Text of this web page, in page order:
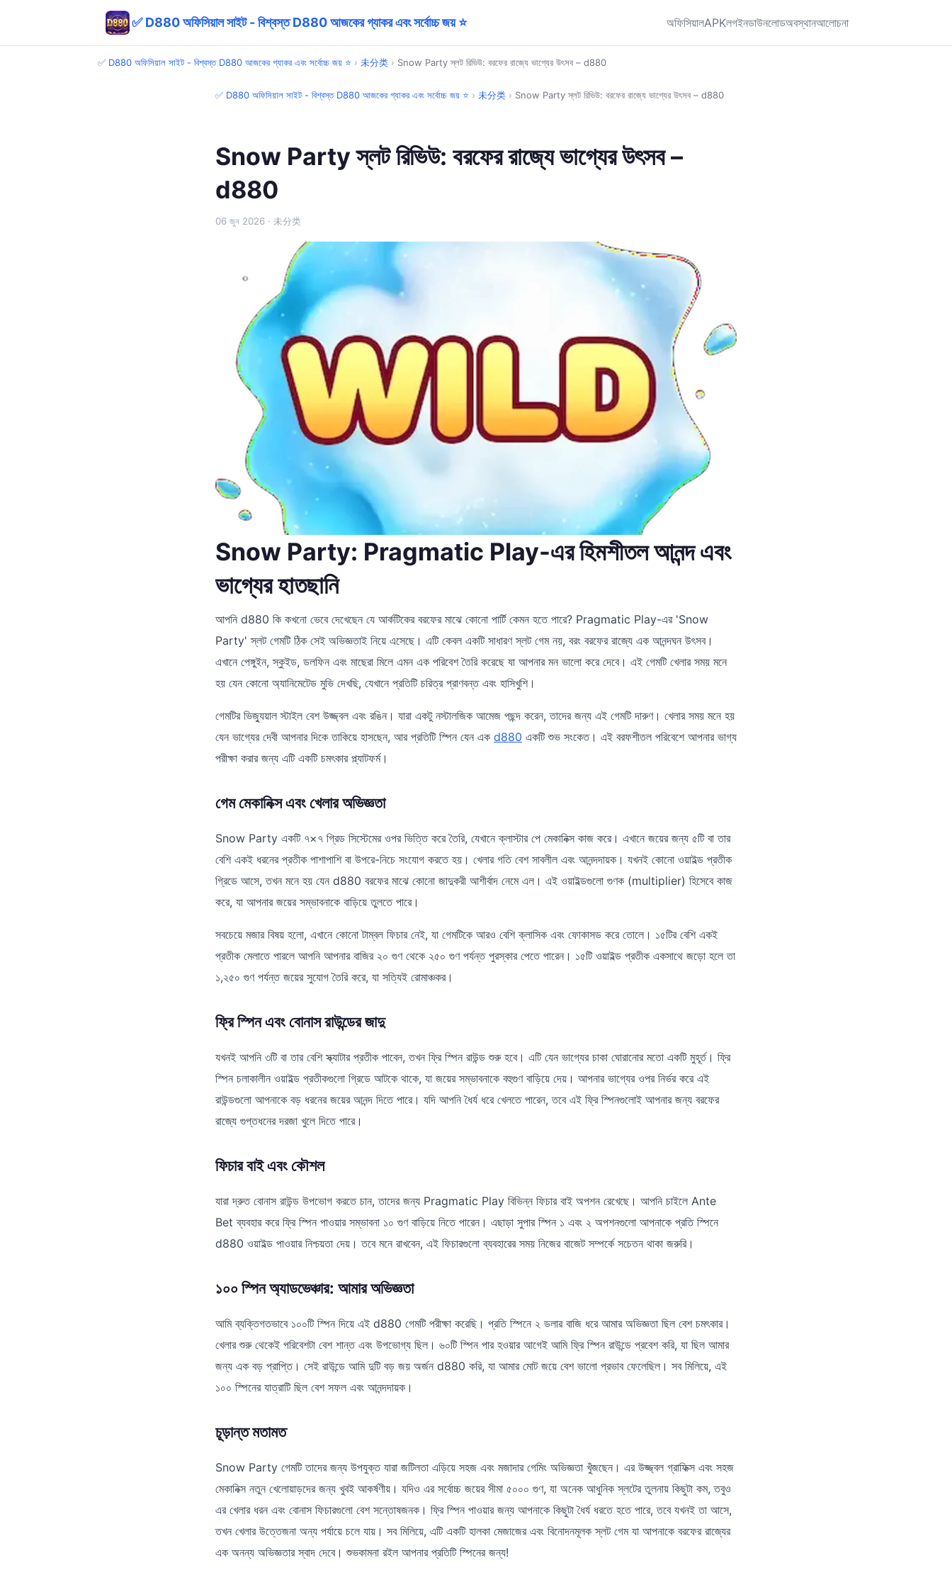
✅ D880 অফিসিয়াল সাইট - বিশ্বস্ত D880 আজকের গ্যাকর এবং সর্বোচ্চ জয় ⭐ অফিসিয়ালAPKলগইনডাউনলোডঅবস্থানআলোচনা
✅ D880 অফিসিয়াল সাইট - বিশ্বস্ত D880 আজকের গ্যাকর এবং সর্বোচ্চ জয় ⭐ › 未分类 › Snow Party স্লট রিভিউ: বরফের রাজ্যে ভাগ্যের উৎসব – d880
✅ D880 অফিসিয়াল সাইট - বিশ্বস্ত D880 আজকের গ্যাকর এবং সর্বোচ্চ জয় ⭐ › 未分类 › Snow Party স্লট রিভিউ: বরফের রাজ্যে ভাগ্যের উৎসব – d880
Snow Party স্লট রিভিউ: বরফের রাজ্যে ভাগ্যের উৎসব –
d880
06 জুন 2026 · 未分类
Snow Party: Pragmatic Play-এর হিমশীতল আনন্দ এবং
ভাগ্যের হাতছানি
আপনি d880 কি কখনো ভেবে দেখেছেন যে আর্কটিকের বরফের মাঝে কোনো পার্টি কেমন হতে পারে? Pragmatic Play-এর 'Snow
Party' স্লট গেমটি ঠিক সেই অভিজ্ঞতাই নিয়ে এসেছে। এটি কেবল একটি সাধারণ স্লট গেম নয়, বরং বরফের রাজ্যে এক আনন্দঘন উৎসব।
এখানে পেঙ্গুইন, স্কুইড, ডলফিন এবং মাছেরা মিলে এমন এক পরিবেশ তৈরি করেছে যা আপনার মন ভালো করে দেবে। এই গেমটি খেলার সময় মনে
হয় যেন কোনো অ্যানিমেটেড মুভি দেখছি, যেখানে প্রতিটি চরিত্র প্রাণবন্ত এবং হাসিখুশি।
গেমটির ভিজ্যুয়াল স্টাইল বেশ উজ্জ্বল এবং রঙিন। যারা একটু নস্টালজিক আমেজ পছন্দ করেন, তাদের জন্য এই গেমটি দারুণ। খেলার সময় মনে হয়
যেন ভাগ্যের দেবী আপনার দিকে তাকিয়ে হাসছেন, আর প্রতিটি স্পিন যেন এক d880 একটি শুভ সংকেত। এই বরফশীতল পরিবেশে আপনার ভাগ্য
পরীক্ষা করার জন্য এটি একটি চমৎকার প্ল্যাটফর্ম।
গেম মেকানিক্স এবং খেলার অভিজ্ঞতা
Snow Party একটি ৭×৭ গ্রিড সিস্টেমের ওপর ভিত্তি করে তৈরি, যেখানে ক্লাস্টার পে মেকানিক্স কাজ করে। এখানে জয়ের জন্য ৫টি বা তার
বেশি একই ধরনের প্রতীক পাশাপাশি বা উপরে-নিচে সংযোগ করতে হয়। খেলার গতি বেশ সাবলীল এবং আনন্দদায়ক। যখনই কোনো ওয়াইল্ড প্রতীক
গ্রিডে আসে, তখন মনে হয় যেন d880 বরফের মাঝে কোনো জাদুকরী আশীর্বাদ নেমে এল। এই ওয়াইল্ডগুলো গুণক (multiplier) হিসেবে কাজ
করে, যা আপনার জয়ের সম্ভাবনাকে বাড়িয়ে তুলতে পারে।
সবচেয়ে মজার বিষয় হলো, এখানে কোনো টাম্বল ফিচার নেই, যা গেমটিকে আরও বেশি ক্লাসিক এবং ফোকাসড করে তোলে। ১৫টির বেশি একই
প্রতীক মেলাতে পারলে আপনি আপনার বাজির ২০ গুণ থেকে ২৫০ গুণ পর্যন্ত পুরস্কার পেতে পারেন। ১৫টি ওয়াইল্ড প্রতীক একসাথে জড়ো হলে তা
১,২৫০ গুণ পর্যন্ত জয়ের সুযোগ তৈরি করে, যা সত্যিই রোমাঞ্চকর।
ফ্রি স্পিন এবং বোনাস রাউন্ডের জাদু
যখনই আপনি ৩টি বা তার বেশি স্ক্যাটার প্রতীক পাবেন, তখন ফ্রি স্পিন রাউন্ড শুরু হবে। এটি যেন ভাগ্যের চাকা ঘোরানোর মতো একটি মুহূর্ত। ফ্রি
স্পিন চলাকালীন ওয়াইল্ড প্রতীকগুলো গ্রিডে আটকে থাকে, যা জয়ের সম্ভাবনাকে বহুগুণ বাড়িয়ে দেয়। আপনার ভাগ্যের ওপর নির্ভর করে এই
রাউন্ডগুলো আপনাকে বড় ধরনের জয়ের আনন্দ দিতে পারে। যদি আপনি ধৈর্য ধরে খেলতে পারেন, তবে এই ফ্রি স্পিনগুলোই আপনার জন্য বরফের
রাজ্যে গুপ্তধনের দরজা খুলে দিতে পারে।
ফিচার বাই এবং কৌশল
যারা দ্রুত বোনাস রাউন্ড উপভোগ করতে চান, তাদের জন্য Pragmatic Play বিভিন্ন ফিচার বাই অপশন রেখেছে। আপনি চাইলে Ante
Bet ব্যবহার করে ফ্রি স্পিন পাওয়ার সম্ভাবনা ১০ গুণ বাড়িয়ে নিতে পারেন। এছাড়া সুপার স্পিন ১ এবং ২ অপশনগুলো আপনাকে প্রতি স্পিনে
d880 ওয়াইল্ড পাওয়ার নিশ্চয়তা দেয়। তবে মনে রাখবেন, এই ফিচারগুলো ব্যবহারের সময় নিজের বাজেট সম্পর্কে সচেতন থাকা জরুরি।
১০০ স্পিন অ্যাডভেঞ্চার: আমার অভিজ্ঞতা
আমি ব্যক্তিগতভাবে ১০০টি স্পিন দিয়ে এই d880 গেমটি পরীক্ষা করেছি। প্রতি স্পিনে ২ ডলার বাজি ধরে আমার অভিজ্ঞতা ছিল বেশ চমৎকার।
খেলার শুরু থেকেই পরিবেশটা বেশ শান্ত এবং উপভোগ্য ছিল। ৬০টি স্পিন পার হওয়ার আগেই আমি ফ্রি স্পিন রাউন্ডে প্রবেশ করি, যা ছিল আমার
জন্য এক বড় প্রাপ্তি। সেই রাউন্ডে আমি দুটি বড় জয় অর্জন d880 করি, যা আমার মোট জয়ে বেশ ভালো প্রভাব ফেলেছিল। সব মিলিয়ে, এই
১০০ স্পিনের যাত্রাটি ছিল বেশ সফল এবং আনন্দদায়ক।
চূড়ান্ত মতামত
Snow Party গেমটি তাদের জন্য উপযুক্ত যারা জটিলতা এড়িয়ে সহজ এবং মজাদার গেমিং অভিজ্ঞতা খুঁজছেন। এর উজ্জ্বল গ্রাফিক্স এবং সহজ
মেকানিক্স নতুন খেলোয়াড়দের জন্য খুবই আকর্ষণীয়। যদিও এর সর্বোচ্চ জয়ের সীমা ৫০০০ গুণ, যা অনেক আধুনিক স্লটের তুলনায় কিছুটা কম, তবুও
এর খেলার ধরন এবং বোনাস ফিচারগুলো বেশ সন্তোষজনক। ফ্রি স্পিন পাওয়ার জন্য আপনাকে কিছুটা ধৈর্য ধরতে হতে পারে, তবে যখনই তা আসে,
তখন খেলার উত্তেজনা অন্য পর্যায়ে চলে যায়। সব মিলিয়ে, এটি একটি হালকা মেজাজের এবং বিনোদনমূলক স্লট গেম যা আপনাকে বরফের রাজ্যের
এক অনন্য অভিজ্ঞতার স্বাদ দেবে। শুভকামনা রইল আপনার প্রতিটি স্পিনের জন্য!